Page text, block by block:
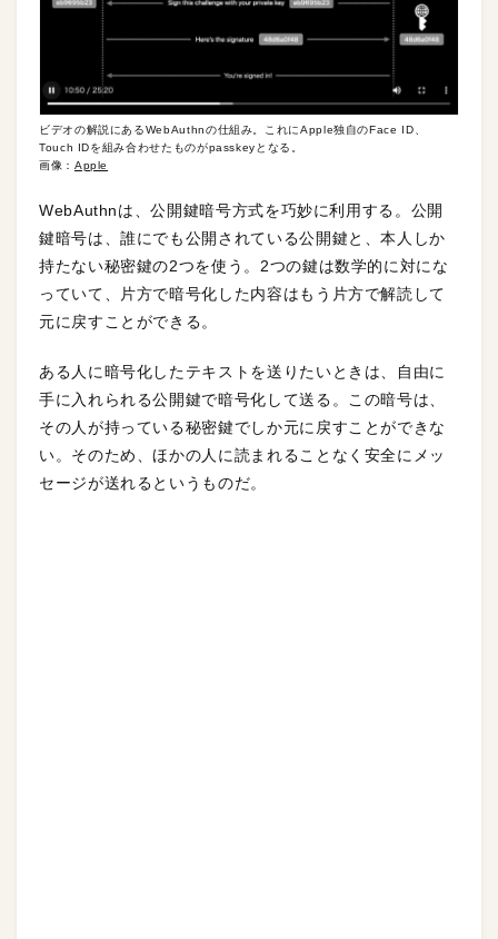
ビデオの解説にあるWebAuthnの仕組み。これにApple独自のFace ID、
Touch IDを組み合わせたものがpasskeyとなる。
画像： Apple
WebAuthnは、公開鍵暗号方式を巧妙に利用する。公開
鍵暗号は、誰にでも公開されている公開鍵と、本人しか
持たない秘密鍵の2つを使う。2つの鍵は数学的に対にな
っていて、片方で暗号化した内容はもう片方で解読して
元に戻すことができる。
ある人に暗号化したテキストを送りたいときは、自由に
手に入れられる公開鍵で暗号化して送る。この暗号は、
その人が持っている秘密鍵でしか元に戻すことができな
い。そのため、ほかの人に読まれることなく安全にメッ
セージが送れるというものだ。